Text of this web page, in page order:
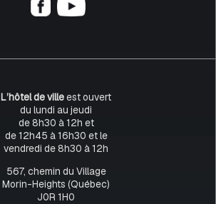
L’hôtel de villeest ouvert
du lundi au jeudi
de 8h30 à 12h et
de 12h45 à 16h30 et le
vendredi de 8h30 à 12h
567, chemin du Village
Morin-Heights (Québec)
J0R 1H0